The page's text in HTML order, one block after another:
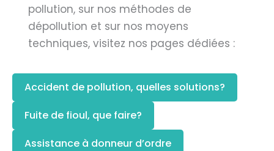
pollution, sur nos méthodes de
dépollution et sur nos moyens
techniques, visitez nos pages dédiées :
Accident de pollution, quelles solutions?
Fuite de fioul, que faire?
Assistance à donneur d’ordre